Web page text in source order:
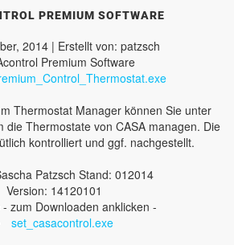
PREMIUM SOFTWARE
2014 | Erstellt von: patzsch
Premium Software
Thermostat Manager können Sie unter
die Thermostate von CASA managen. Die
kontrolliert und ggf. nachgestellt.
Patzsch Stand: 012014
Version: 14120101
zum Downloaden anklicken -
set_casacontrol.exe